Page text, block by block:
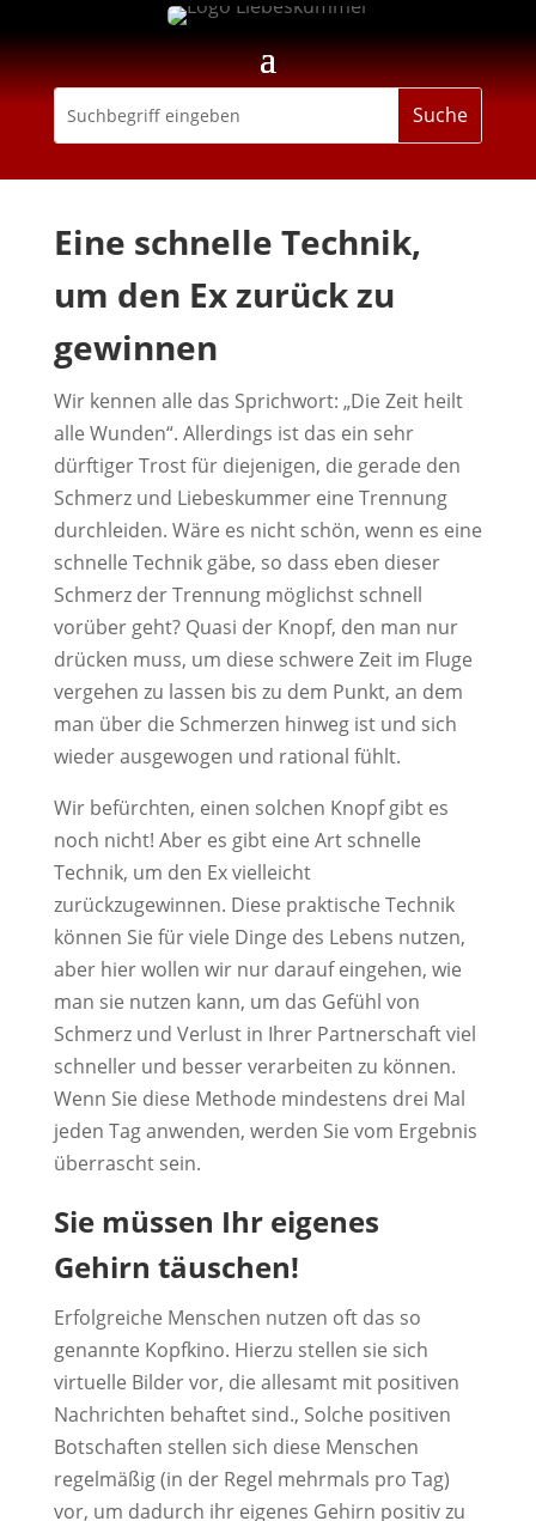
Eine schnelle Technik,
um den Ex zurück zu
gewinnen
Wir kennen alle das Sprichwort: „Die Zeit heilt
alle Wunden“. Allerdings ist das ein sehr
dürftiger Trost für diejenigen, die gerade den
Schmerz und Liebeskummer eine Trennung
durchleiden. Wäre es nicht schön, wenn es eine
schnelle Technik gäbe, so dass eben dieser
Schmerz der Trennung möglichst schnell
vorüber geht? Quasi der Knopf, den man nur
drücken muss, um diese schwere Zeit im Fluge
vergehen zu lassen bis zu dem Punkt, an dem
man über die Schmerzen hinweg ist und sich
wieder ausgewogen und rational fühlt.
Wir befürchten, einen solchen Knopf gibt es
noch nicht! Aber es gibt eine Art schnelle
Technik, um den Ex vielleicht
zurückzugewinnen. Diese praktische Technik
können Sie für viele Dinge des Lebens nutzen,
aber hier wollen wir nur darauf eingehen, wie
man sie nutzen kann, um das Gefühl von
Schmerz und Verlust in Ihrer Partnerschaft viel
schneller und besser verarbeiten zu können.
Wenn Sie diese Methode mindestens drei Mal
jeden Tag anwenden, werden Sie vom Ergebnis
überrascht sein.
Sie müssen Ihr eigenes
Gehirn täuschen!
Erfolgreiche Menschen nutzen oft das so
genannte Kopfkino. Hierzu stellen sie sich
virtuelle Bilder vor, die allesamt mit positiven
Nachrichten behaftet sind., Solche positiven
Botschaften stellen sich diese Menschen
regelmäßig (in der Regel mehrmals pro Tag)
vor, um dadurch ihr eigenes Gehirn positiv zu